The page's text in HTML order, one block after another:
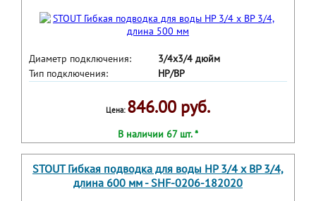
Диаметр подключения:
3/4х3/4 дюйм
Тип подключения:
НР/ВР
Цена: 846.00 руб.
В наличии 67 шт. *
STOUT Гибкая подводка для воды НР 3/4 х ВР 3/4,
длина 600 мм - SHF-0206-182020